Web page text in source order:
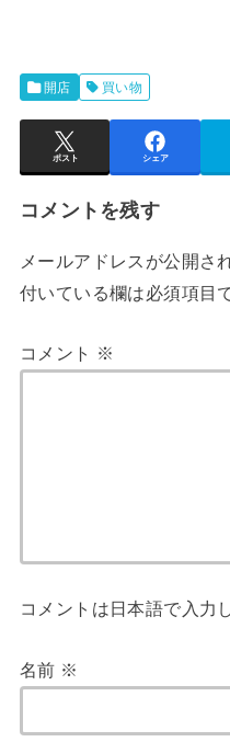
開店 買い物
ポスト シェア
コメントを残す
メールアドレスが公開さ
付いている欄は必須項目
コメント ※
コメントは日本語で入力
名前 ※